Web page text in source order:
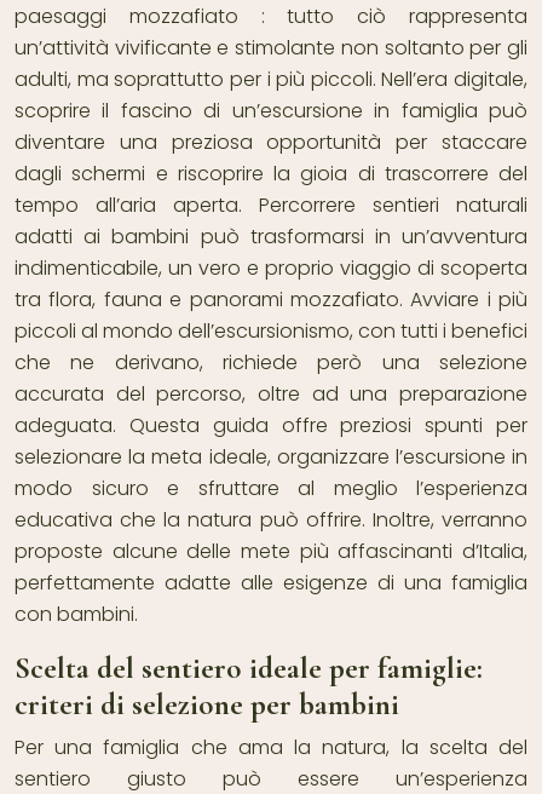
paesaggi mozzafiato : tutto ciò rappresenta
un’attività vivificante e stimolante non soltanto per gli
adulti, ma soprattutto per i più piccoli. Nell’era digitale,
scoprire il fascino di un’escursione in famiglia può
diventare una preziosa opportunità per staccare
dagli schermi e riscoprire la gioia di trascorrere del
tempo all’aria aperta. Percorrere sentieri naturali
adatti ai bambini può trasformarsi in un’avventura
indimenticabile, un vero e proprio viaggio di scoperta
tra flora, fauna e panorami mozzafiato. Avviare i più
piccoli al mondo dell’escursionismo, con tutti i benefici
che ne derivano, richiede però una selezione
accurata del percorso, oltre ad una preparazione
adeguata. Questa guida offre preziosi spunti per
selezionare la meta ideale, organizzare l’escursione in
modo sicuro e sfruttare al meglio l’esperienza
educativa che la natura può offrire. Inoltre, verranno
proposte alcune delle mete più affascinanti d’Italia,
perfettamente adatte alle esigenze di una famiglia
con bambini.
Scelta del sentiero ideale per famiglie:
criteri di selezione per bambini
Per una famiglia che ama la natura, la scelta del
sentiero giusto può essere un’esperienza